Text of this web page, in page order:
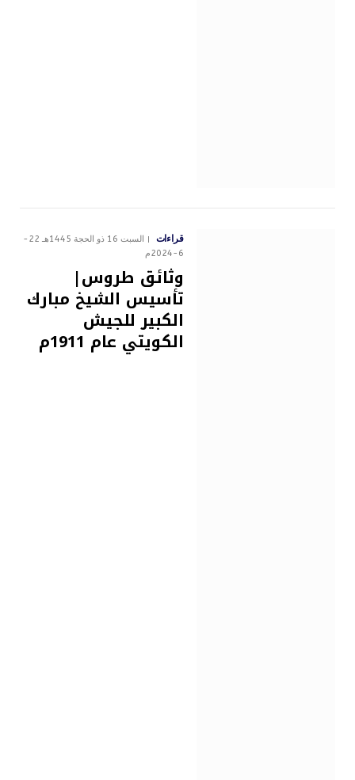
قراءات
السبت 16 ذو الحجة 1445هـ 22-
6-2024م
وثائق طروس|
تأسيس الشيخ مبارك
الكبير للجيش
الكويتي عام 1911م